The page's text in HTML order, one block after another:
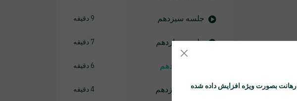
جلسه سیزدهم 9 دقیقه
جلسه چهاردهم 7 دقیقه
جلسه پانزدهم 6 دقیقه
جلسه شانزدهم 4 دقیقه رهانت بصورت ویژه افزایش داده شده